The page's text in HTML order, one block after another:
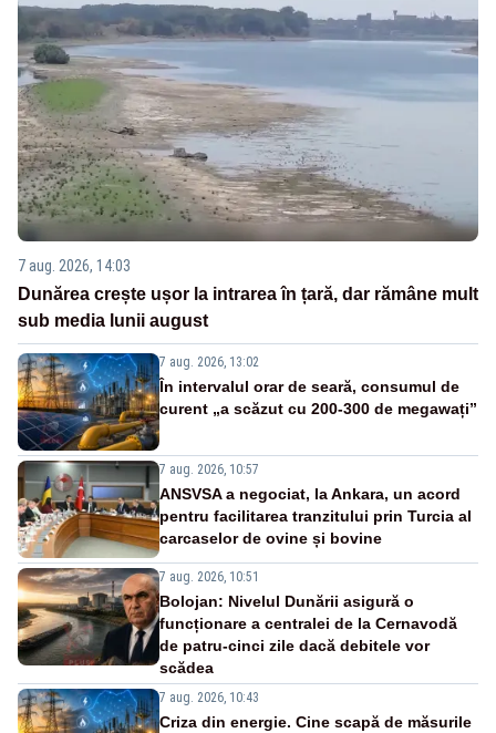
7 aug. 2026, 14:03
Dunărea crește ușor la intrarea în țară, dar rămâne mult
sub media lunii august
7 aug. 2026, 13:02
În intervalul orar de seară, consumul de
curent „a scăzut cu 200-300 de megawați”
7 aug. 2026, 10:57
ANSVSA a negociat, la Ankara, un acord
pentru facilitarea tranzitului prin Turcia al
carcaselor de ovine și bovine
7 aug. 2026, 10:51
Bolojan: Nivelul Dunării asigură o
funcționare a centralei de la Cernavodă
de patru-cinci zile dacă debitele vor
scădea
7 aug. 2026, 10:43
Criza din energie. Cine scapă de măsurile